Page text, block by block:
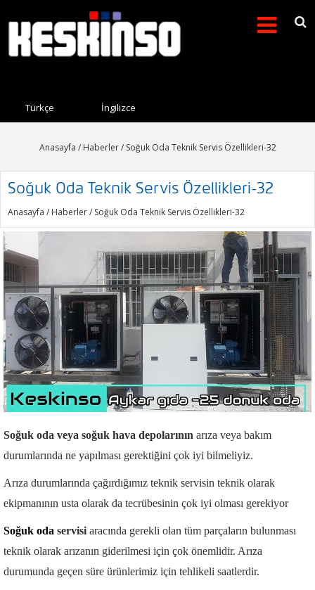
Arama formu
Türkçe İngilizce
Anasayfa / Haberler/ Soğuk Oda Teknik Servis Özellikleri-32
Soğuk Oda Teknik Servis Özellikleri-32
Anasayfa / Haberler/ Soğuk Oda Teknik Servis Özellikleri-32
Soğuk oda veya soğuk hava depolarının arıza veya bakım
durumlarında ne yapılması gerektiğini çok iyi bilmeliyiz.
Arıza durumlarında çağırdığımız teknik servisin teknik olarak
ekipmanının usta olarak da tecrübesinin çok iyi olması gerekiyor
Soğuk oda servisi aracında gerekli olan tüm parçaların bulunması
teknik olarak arızanın giderilmesi için çok önemlidir. Arıza
durumunda geçen süre ürünlerimiz için tehlikeli saatlerdir.